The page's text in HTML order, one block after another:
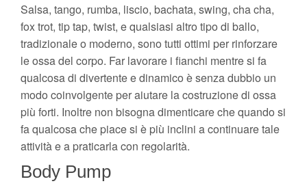
Salsa, tango, rumba, liscio, bachata, swing, cha cha,
fox trot, tip tap, twist, e qualsiasi altro tipo di ballo,
tradizionale o moderno, sono tutti ottimi per rinforzare
le ossa del corpo. Far lavorare i fianchi mentre si fa
qualcosa di divertente e dinamico è senza dubbio un
modo coinvolgente per aiutare la costruzione di ossa
più forti. Inoltre non bisogna dimenticare che quando si
fa qualcosa che piace si è più inclini a continuare tale
attività e a praticarla con regolarità.
Body Pump